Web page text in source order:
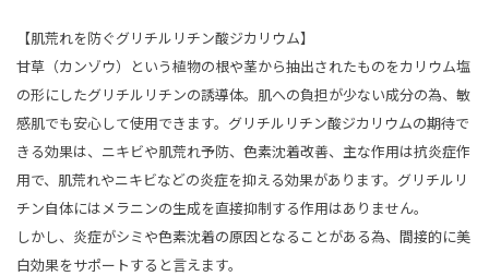
【肌荒れを防ぐグリチルリチン酸ジカリウム】
甘草（カンゾウ）という植物の根や茎から抽出されたものをカリウム塩
の形にしたグリチルリチンの誘導体。肌への負担が少ない成分の為、敏
感肌でも安心して使用できます。グリチルリチン酸ジカリウムの期待で
きる効果は、ニキビや肌荒れ予防、色素沈着改善、主な作用は抗炎症作
用で、肌荒れやニキビなどの炎症を抑える効果があります。グリチルリ
チン自体にはメラニンの生成を直接抑制する作用はありません。
しかし、炎症がシミや色素沈着の原因となることがある為、間接的に美
白効果をサポートすると言えます。